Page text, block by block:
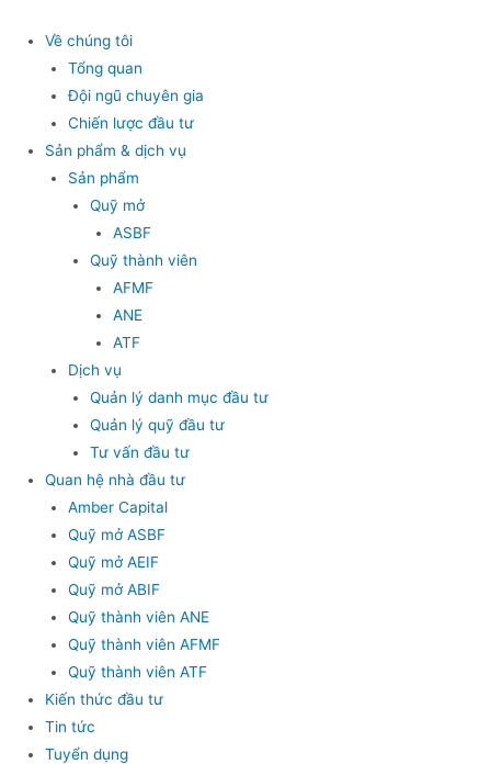
content
Về chúng tôi
Tổng quan
Đội ngũ chuyên gia
Chiến lược đầu tư
Sản phẩm & dịch vụ
Sản phẩm
Quỹ mở
ASBF
Quỹ thành viên
AFMF
ANE
ATF
Dịch vụ
Quản lý danh mục đầu tư
Quản lý quỹ đầu tư
Tư vấn đầu tư
Quan hệ nhà đầu tư
Amber Capital
Quỹ mở ASBF
Quỹ mở AEIF
Quỹ mở ABIF
Quỹ thành viên ANE
Quỹ thành viên AFMF
Quỹ thành viên ATF
Kiến thức đầu tư
Tin tức
Tuyển dụng